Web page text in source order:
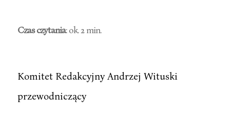
Czas czytania: ok. 2 min.
Komitet Redakcyjny Andrzej Wituski
przewodniczący